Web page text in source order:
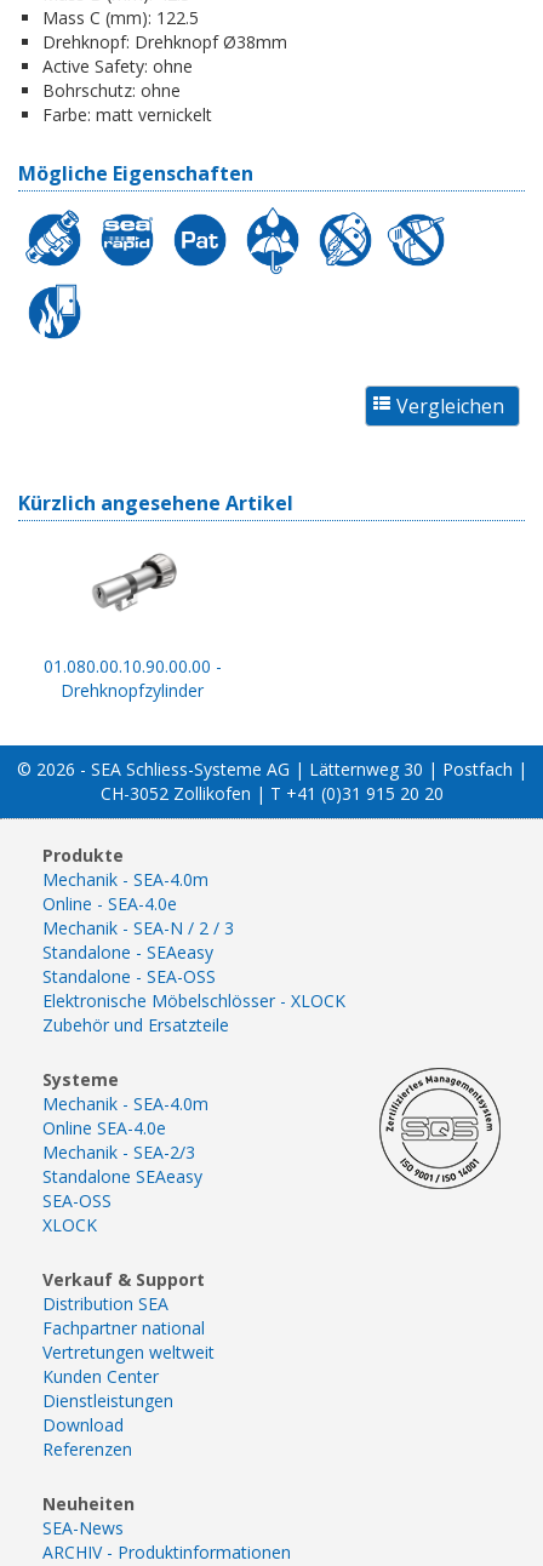
Mass C (mm): 122.5
Drehknopf: Drehknopf Ø38mm
Active Safety: ohne
Bohrschutz: ohne
Farbe: matt vernickelt
Mögliche Eigenschaften
Kürzlich angesehene Artikel
01.080.00.10.90.00.00 -
Drehknopfzylinder
© 2026 - SEA Schliess-Systeme AG | Lätternweg 30 | Postfach |
CH-3052 Zollikofen | T +41 (0)31 915 20 20
Produkte
Mechanik - SEA-4.0m
Online - SEA-4.0e
Mechanik - SEA-N / 2 / 3
Standalone - SEAeasy
Standalone - SEA-OSS
Elektronische Möbelschlösser - XLOCK
Zubehör und Ersatzteile
Systeme
Mechanik - SEA-4.0m
Online SEA-4.0e
Mechanik - SEA-2/3
Standalone SEAeasy
SEA-OSS
XLOCK
Verkauf & Support
Distribution SEA
Fachpartner national
Vertretungen weltweit
Kunden Center
Dienstleistungen
Download
Referenzen
Neuheiten
SEA-News
ARCHIV - Produktinformationen